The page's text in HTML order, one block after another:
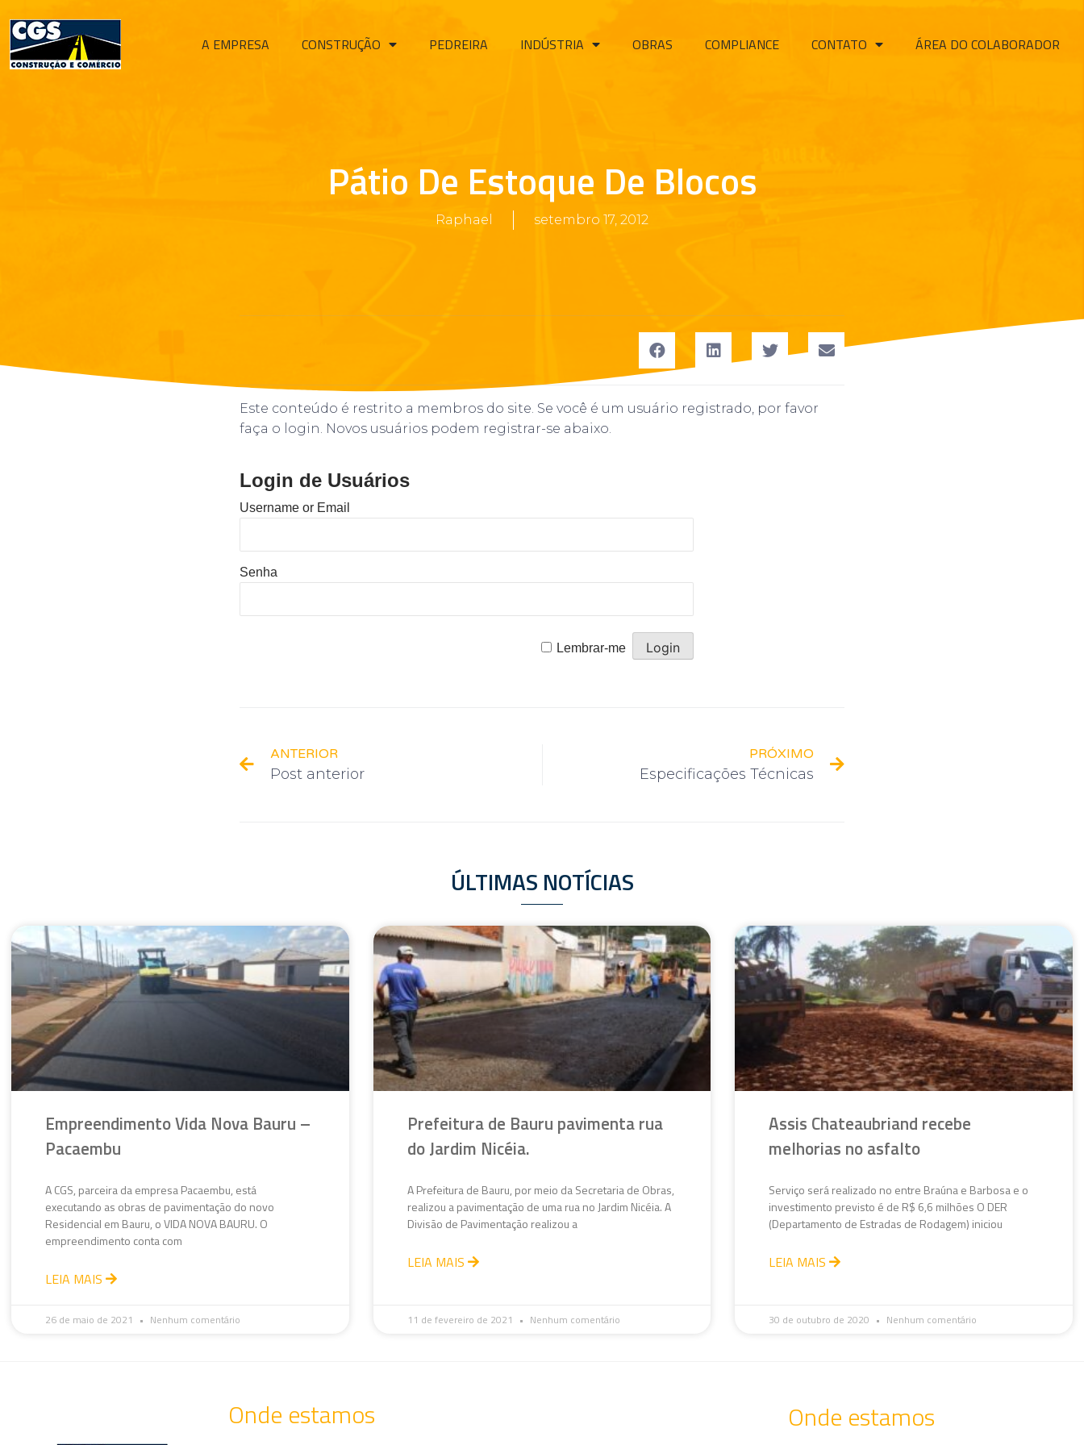
A EMPRESA CONSTRUÇÃO PEDREIRA INDÚSTRIA OBRAS COMPLIANCE CONTATO ÁREA DO COLABORADOR
Pátio De Estoque De Blocos
Raphael setembro 17, 2012
Este conteúdo é restrito a membros do site. Se você é um usuário registrado, por favor
faça o login. Novos usuários podem registrar-se abaixo.
Login de Usuários
Username or Email
Senha
Lembrar-me
ANTERIOR
Post anterior
PRÓXIMO
Especificações Técnicas
ÚLTIMAS NOTÍCIAS
Empreendimento Vida Nova Bauru –
Pacaembu
A CGS, parceira da empresa Pacaembu, está
executando as obras de pavimentação do novo
Residencial em Bauru, o VIDA NOVA BAURU. O
empreendimento conta com
LEIA MAIS
26 de maio de 2021 Nenhum comentário
Prefeitura de Bauru pavimenta rua
do Jardim Nicéia.
A Prefeitura de Bauru, por meio da Secretaria de Obras,
realizou a pavimentação de uma rua no Jardim Nicéia. A
Divisão de Pavimentação realizou a
LEIA MAIS
11 de fevereiro de 2021 Nenhum comentário
Assis Chateaubriand recebe
melhorias no asfalto
Serviço será realizado no entre Braúna e Barbosa e o
investimento previsto é de R$ 6,6 milhões O DER
(Departamento de Estradas de Rodagem) iniciou
LEIA MAIS
30 de outubro de 2020 Nenhum comentário
Onde estamos Onde estamos